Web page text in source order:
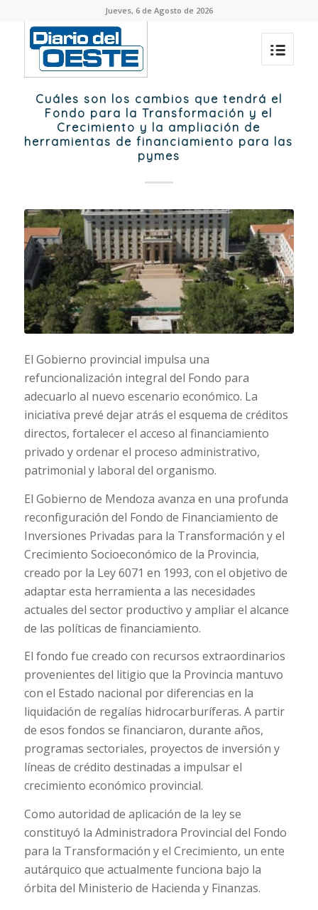
Jueves, 6 de Agosto de 2026
Cuáles son los cambios que tendrá el
Fondo para la Transformación y el
Crecimiento y la ampliación de
herramientas de financiamiento para las
pymes
El Gobierno provincial impulsa una
refuncionalización integral del Fondo para
adecuarlo al nuevo escenario económico. La
iniciativa prevé dejar atrás el esquema de créditos
directos, fortalecer el acceso al financiamiento
privado y ordenar el proceso administrativo,
patrimonial y laboral del organismo.
El Gobierno de Mendoza avanza en una profunda
reconfiguración del Fondo de Financiamiento de
Inversiones Privadas para la Transformación y el
Crecimiento Socioeconómico de la Provincia,
creado por la Ley 6071 en 1993, con el objetivo de
adaptar esta herramienta a las necesidades
actuales del sector productivo y ampliar el alcance
de las políticas de financiamiento.
El fondo fue creado con recursos extraordinarios
provenientes del litigio que la Provincia mantuvo
con el Estado nacional por diferencias en la
liquidación de regalías hidrocarburíferas. A partir
de esos fondos se financiaron, durante años,
programas sectoriales, proyectos de inversión y
líneas de crédito destinadas a impulsar el
crecimiento económico provincial.
Como autoridad de aplicación de la ley se
constituyó la Administradora Provincial del Fondo
para la Transformación y el Crecimiento, un ente
autárquico que actualmente funciona bajo la
órbita del Ministerio de Hacienda y Finanzas.